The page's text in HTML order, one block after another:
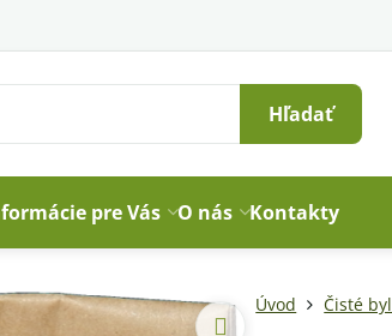
Hľadať
pre Vás O nás Kontakty
Úvod Čisté